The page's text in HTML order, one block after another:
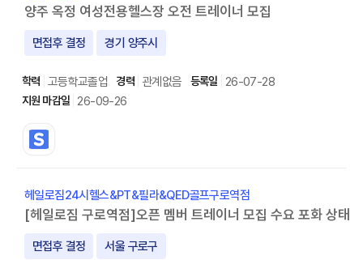
양주 옥정 여성전용헬스장 오전 트레이너 모집
면접후 결정 경기 양주시
고등학교졸업 관계없음
26-07-28
26-09-26
헤일로짐24시헬스&PT&필라&QED골프구로역점
[헤일로짐 구로역점]오픈 멤버 트레이너 모집 수요 포화 상태
면접후 결정 서울 구로구